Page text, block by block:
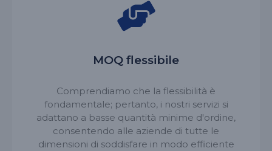
MOQ flessibile
Comprendiamo che la flessibilità è
fondamentale; pertanto, i nostri servizi si
adattano a basse quantità minime d'ordine,
consentendo alle aziende di tutte le
dimensioni di soddisfare in modo efficiente